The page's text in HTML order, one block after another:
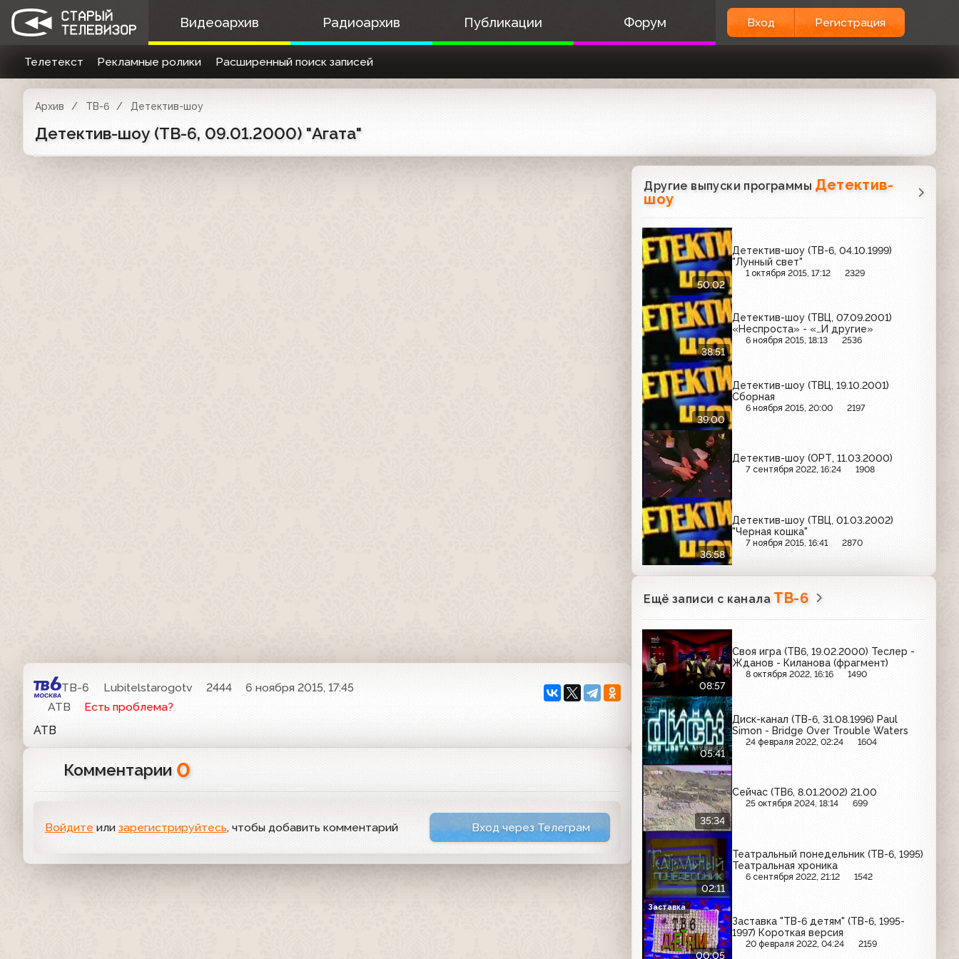
Видеоархив Радиоархив Публикации Форум Вход Регистрация
Телетекст Рекламные ролики Расширенный поиск записей
Архив ТВ-6 Детектив-шоу
Детектив-шоу (ТВ-6, 09.01.2000) "Агата"
ТВ-6 Lubitelstarogotv 2444
6 ноября 2015, 17:45
АТВ
Есть проблема?
АТВ
Комментарии 0
Войдите или зарегистрируйтесь, чтобы добавить комментарий Вход через Телеграм
Другие выпуски программы Детектив-
шоу
50:02
Детектив-шоу (ТВ-6, 04.10.1999)
"Лунный свет"
1 октября 2015, 17:12 2329
38:51
Детектив-шоу (ТВЦ, 07.09.2001)
«Неспроста» - «…И другие»
6 ноября 2015, 18:13 2536
39:00
Детектив-шоу (ТВЦ, 19.10.2001)
Сборная
6 ноября 2015, 20:00 2197
Детектив-шоу (ОРТ, 11.03.2000)
7 сентября 2022, 16:24 1908
36:58
Детектив-шоу (ТВЦ, 01.03.2002)
"Черная кошка"
7 ноября 2015, 16:41 2870
Ещё записи с канала ТВ-6
08:57
Своя игра (ТВ6, 19.02.2000) Теслер -
Жданов - Киланова (фрагмент)
8 октября 2022, 16:16 1490
05:41
Диск-канал (ТВ-6, 31.08.1996) Paul
Simon - Bridge Over Trouble Waters
24 февраля 2022, 02:24 1604
35:34
Сейчас (ТВ6, 8.01.2002) 21.00
25 октября 2024, 18:14 699
02:11
Театральный понедельник (ТВ-6, 1995)
Театральная хроника
6 сентября 2022, 21:12 1542
00:05
Заставка "ТВ-6 детям" (ТВ-6, 1995-
1997) Короткая версия
20 февраля 2022, 04:24 2159
Заставка